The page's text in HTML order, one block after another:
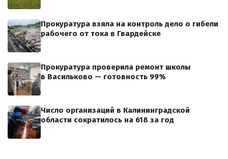
Прокуратура взяла на контроль дело о гибели
рабочего от тока в Гвардейске
Прокуратура проверила ремонт школы
в Васильково — готовность 99%
Число организаций в Калининградской
области сократилось на 618 за год